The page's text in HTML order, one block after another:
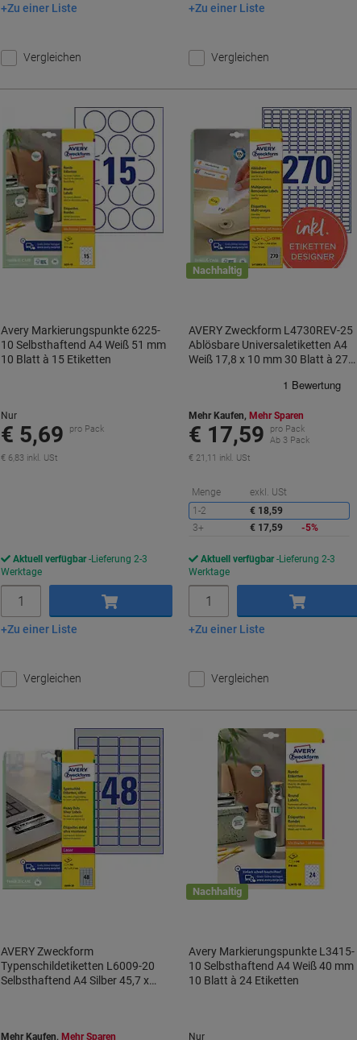
In den Warenkorb
Zu einer Liste
Vergleichen
In den Warenkorb
Zu einer Liste
Vergleichen
Avery Markierungspunkte 6225-
10 Selbsthaftend A4 Weiß 51 mm
10 Blatt à 15 Etiketten
Nur
€ 5,69 pro Pack
€ 6,83 inkl. USt
Aktuell verfügbar Lieferung 2-3
Werktage
In den Warenkorb
Zu einer Liste
Vergleichen
Nachhaltig
AVERY Zweckform L4730REV-25
Ablösbare Universaletiketten A4
Weiß 17,8 x 10 mm 30 Blatt à 270
Mehr Kaufen, Mehr Sparen
€ 17,59
pro Pack
Ab 3 Pack
€ 21,11 inkl. USt
Menge exkl. USt
1-2
€ 18,59
3+
€ 17,59 -5%
Aktuell verfügbar Lieferung 2-3
Werktage
In den Warenkorb
Zu einer Liste
Vergleichen
AVERY Zweckform
Typenschildetiketten L6009-20
Selbsthaftend A4 Silber 45,7 x
Mehr Kaufen, Mehr Sparen
Nachhaltig
Avery Markierungspunkte L3415-
10 Selbsthaftend A4 Weiß 40 mm
10 Blatt à 24 Etiketten
Nur